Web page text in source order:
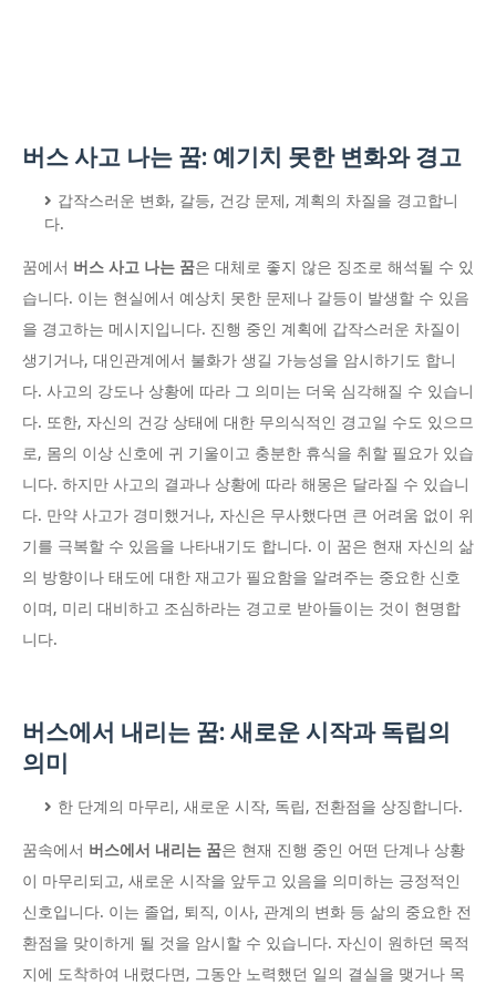
버스 사고 나는 꿈: 예기치 못한 변화와 경고
갑작스러운 변화, 갈등, 건강 문제, 계획의 차질을 경고합니
다.
꿈에서 버스 사고 나는 꿈은 대체로 좋지 않은 징조로 해석될 수 있
습니다. 이는 현실에서 예상치 못한 문제나 갈등이 발생할 수 있음
을 경고하는 메시지입니다. 진행 중인 계획에 갑작스러운 차질이
생기거나, 대인관계에서 불화가 생길 가능성을 암시하기도 합니
다. 사고의 강도나 상황에 따라 그 의미는 더욱 심각해질 수 있습니
다. 또한, 자신의 건강 상태에 대한 무의식적인 경고일 수도 있으므
로, 몸의 이상 신호에 귀 기울이고 충분한 휴식을 취할 필요가 있습
니다. 하지만 사고의 결과나 상황에 따라 해몽은 달라질 수 있습니
다. 만약 사고가 경미했거나, 자신은 무사했다면 큰 어려움 없이 위
기를 극복할 수 있음을 나타내기도 합니다. 이 꿈은 현재 자신의 삶
의 방향이나 태도에 대한 재고가 필요함을 알려주는 중요한 신호
이며, 미리 대비하고 조심하라는 경고로 받아들이는 것이 현명합
니다.
버스에서 내리는 꿈: 새로운 시작과 독립의
의미
한 단계의 마무리, 새로운 시작, 독립, 전환점을 상징합니다.
꿈속에서 버스에서 내리는 꿈은 현재 진행 중인 어떤 단계나 상황
이 마무리되고, 새로운 시작을 앞두고 있음을 의미하는 긍정적인
신호입니다. 이는 졸업, 퇴직, 이사, 관계의 변화 등 삶의 중요한 전
환점을 맞이하게 될 것을 암시할 수 있습니다. 자신이 원하던 목적
지에 도착하여 내렸다면, 그동안 노력했던 일의 결실을 맺거나 목